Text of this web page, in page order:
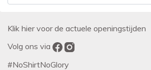
Klik hier voor de actuele openingstijden
Volg ons via
#NoShirtNoGlory